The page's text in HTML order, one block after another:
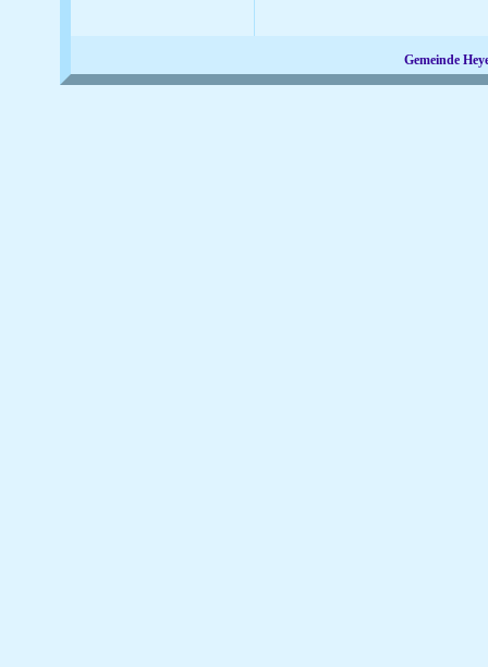
Gemeinde